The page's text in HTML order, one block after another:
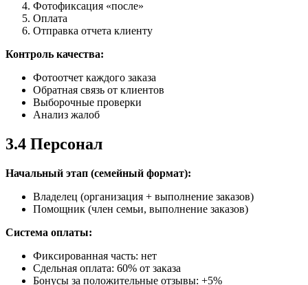
Фотофиксация «после»
Оплата
Отправка отчета клиенту
Контроль качества:
Фотоотчет каждого заказа
Обратная связь от клиентов
Выборочные проверки
Анализ жалоб
3.4 Персонал
Начальный этап (семейный формат):
Владелец (организация + выполнение заказов)
Помощник (член семьи, выполнение заказов)
Система оплаты:
Фиксированная часть: нет
Сдельная оплата: 60% от заказа
Бонусы за положительные отзывы: +5%